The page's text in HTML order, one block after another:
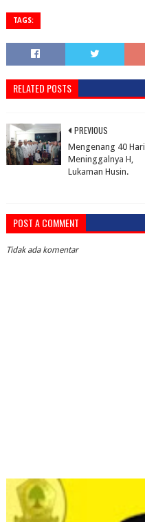
TAGS:
RELATED POSTS
PREVIOUS
Mengenang 40 Hari
Meninggalnya H,
Lukaman Husin.
POST A COMMENT
Tidak ada komentar